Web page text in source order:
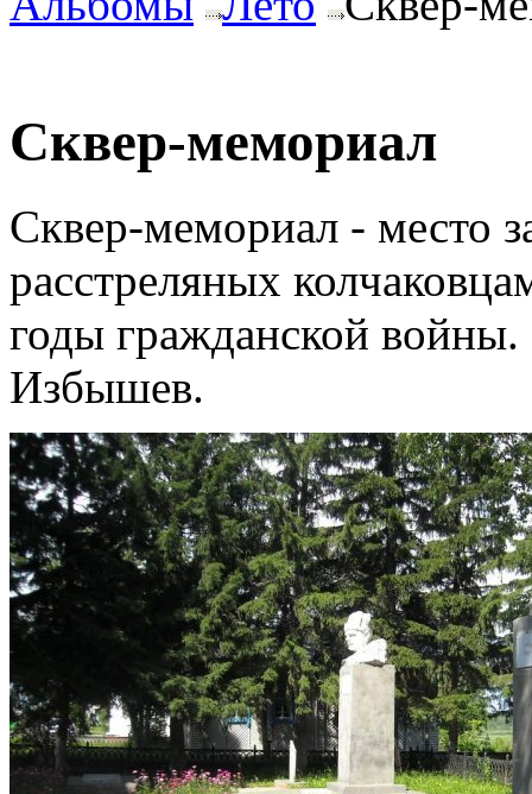
Сквер-мемориал
Сквер-мемориал - место
расстреляных
годы гражданской
Избышев.